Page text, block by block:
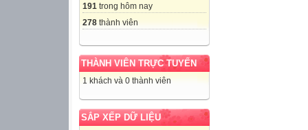
191 trong hôm nay
278 thành viên
THÀNH VIÊN TRỰC TUYẾN
1 khách và 0 thành viên
SẮP XẾP DỮ LIỆU